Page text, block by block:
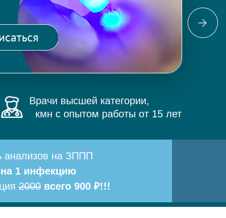
и
Врачи высшей категории,
кмн с опытом работы от 15 лет
анализов на ЗППП
1 инфекцию
2000 всего 900 ₽!!!